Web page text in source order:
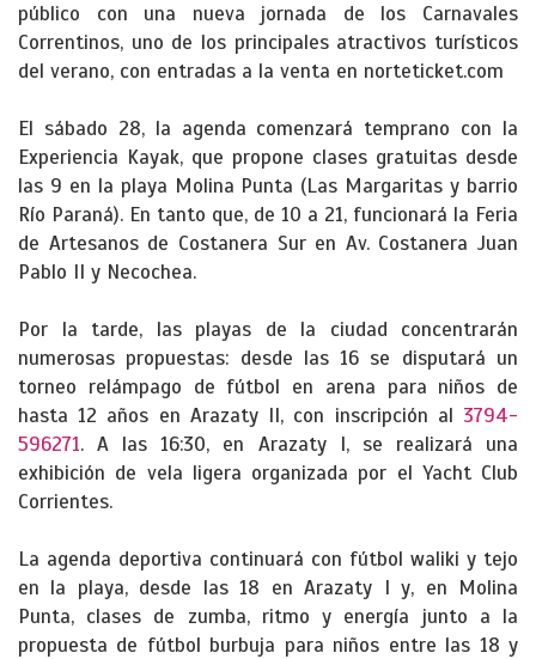
público con una nueva jornada de los Carnavales
Correntinos, uno de los principales atractivos turísticos
del verano, con entradas a la venta en norteticket.com
El sábado 28, la agenda comenzará temprano con la
Experiencia Kayak, que propone clases gratuitas desde
las 9 en la playa Molina Punta (Las Margaritas y barrio
Río Paraná). En tanto que, de 10 a 21, funcionará la Feria
de Artesanos de Costanera Sur en Av. Costanera Juan
Pablo II y Necochea.
Por la tarde, las playas de la ciudad concentrarán
numerosas propuestas: desde las 16 se disputará un
torneo relámpago de fútbol en arena para niños de
hasta 12 años en Arazaty II, con inscripción al 3794-
596271. A las 16:30, en Arazaty I, se realizará una
exhibición de vela ligera organizada por el Yacht Club
Corrientes.
La agenda deportiva continuará con fútbol waliki y tejo
en la playa, desde las 18 en Arazaty I y, en Molina
Punta, clases de zumba, ritmo y energía junto a la
propuesta de fútbol burbuja para niños entre las 18 y